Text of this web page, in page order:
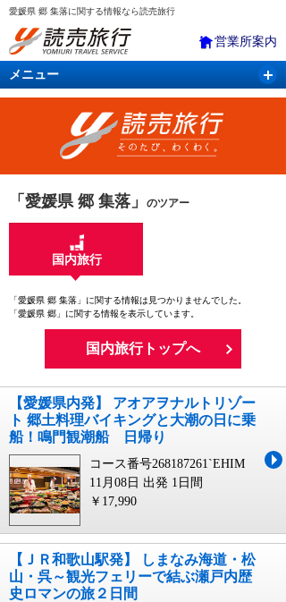
愛媛県 郷 集落に関する情報なら読売旅行
営業所案内
メニュー
国内旅行 バスツアー 海外旅行
「愛媛県 郷 集落」 のツアー
国内旅行
「愛媛県 郷 集落」に関する情報は見つかりませんでした。
「愛媛県 郷」に関する情報を表示しています。
国内旅行トップへ
【愛媛県内発】 アオアヲナルトリゾー
ト 郷土料理バイキングと大潮の日に乗
船！鳴門観潮船 日帰り
コース番号268187261`EHIM
11月08日 出発 1日間
￥17,990
【ＪＲ和歌山駅発】 しまなみ海道・松
山・呉～観光フェリーで結ぶ瀬戸内歴
史ロマンの旅２日間